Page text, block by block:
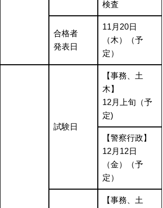
検査
合格者
発表日
11月20日
（木）（予
定）
試験日
【事務、土
木】
12月上旬（予
定)
【警察行政】
12月12日
（金）（予
定）
【事務、土